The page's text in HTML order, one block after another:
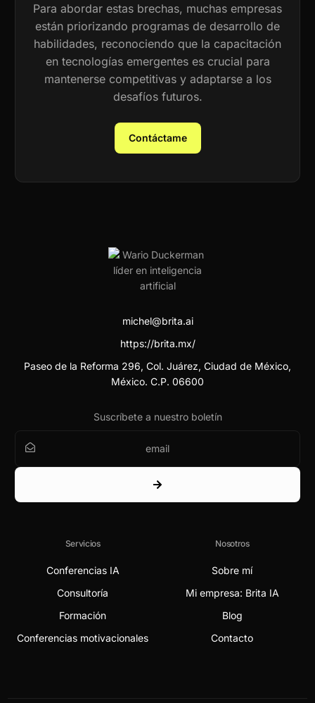
Para abordar estas brechas, muchas empresas
están priorizando programas de desarrollo de
habilidades, reconociendo que la capacitación
en tecnologías emergentes es crucial para
mantenerse competitivas y adaptarse a los
desafíos futuros.
Contáctame
michel@brita.ai
https://brita.mx/
Paseo de la Reforma 296, Col. Juárez, Ciudad de México,
México. C.P. 06600
Suscríbete a nuestro boletín
Servicios
Conferencias IA
Consultoría
Formación
Conferencias motivacionales
Nosotros
Sobre mí
Mi empresa: Brita IA
Blog
Contacto